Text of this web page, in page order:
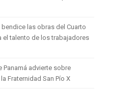
las obras del Cuarto
el talento de los trabajadores
advierte sobre
Fraternidad San Pío X